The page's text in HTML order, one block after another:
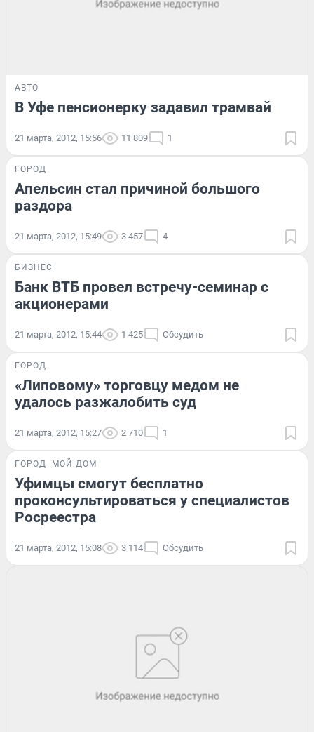
АВТО
В Уфе пенсионерку задавил трамвай
21 марта, 2012, 15:56 11 809 1
ГОРОД
Апельсин стал причиной большого
раздора
21 марта, 2012, 15:49 3 457 4
БИЗНЕС
Банк ВТБ провел встречу-семинар с
акционерами
21 марта, 2012, 15:44 1 425 Обсудить
ГОРОД
«Липовому» торговцу медом не
удалось разжалобить суд
21 марта, 2012, 15:27 2 710 1
ГОРОД МОЙ ДОМ
Уфимцы смогут бесплатно
проконсультироваться у специалистов
Росреестра
21 марта, 2012, 15:08 3 114 Обсудить